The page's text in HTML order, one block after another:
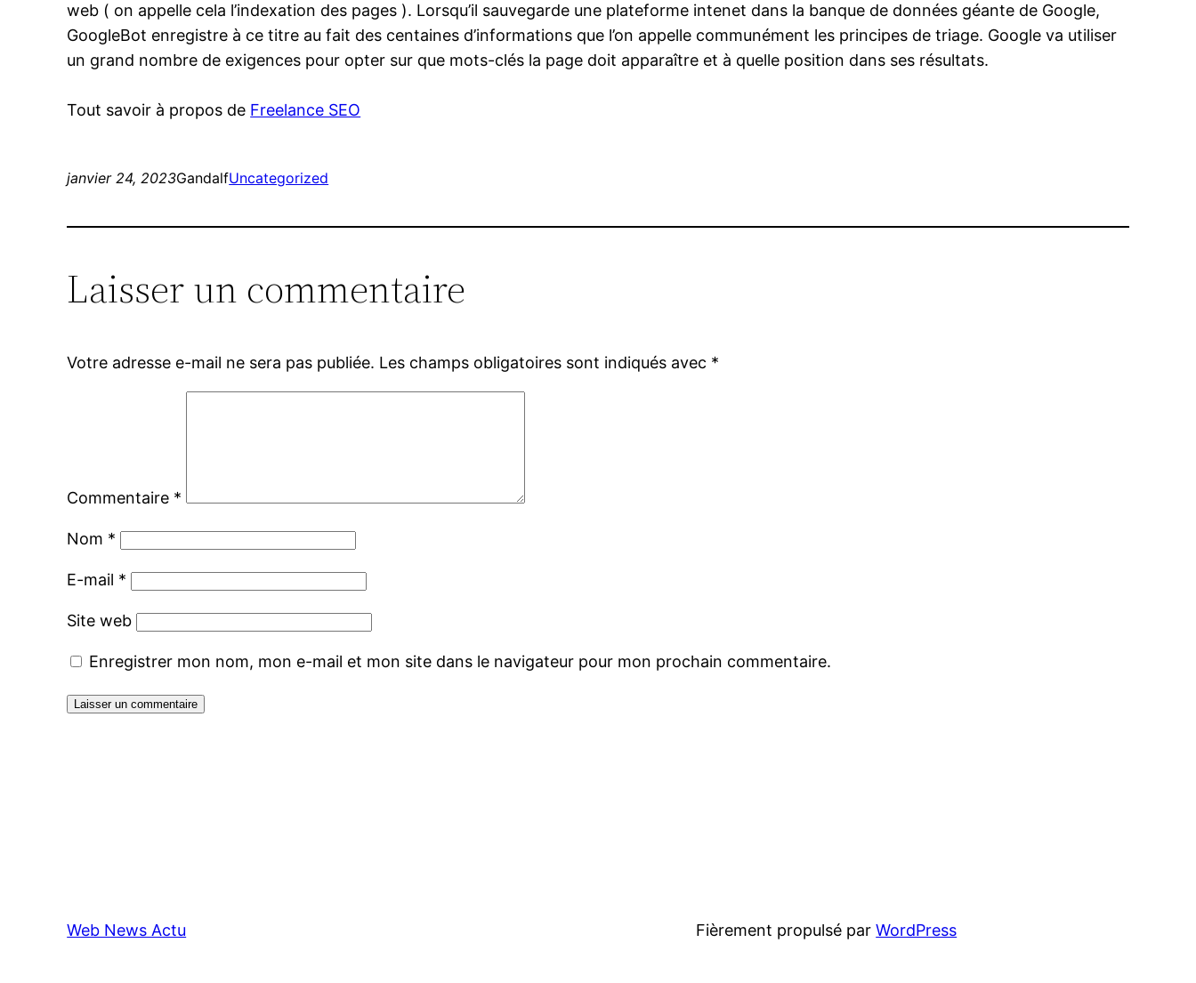
web ( on appelle cela l’indexation des pages ). Lorsqu’il sauvegarde une plateforme intenet dans la banque de données géante de Google,
GoogleBot enregistre à ce titre au fait des centaines d’informations que l’on appelle communément les principes de triage. Google va utiliser
un grand nombre de exigences pour opter sur que mots-clés la page doit apparaître et à quelle position dans ses résultats.
Tout savoir à propos de Freelance SEO
janvier 24, 2023GandalfUncategorized
Laisser un commentaire
Votre adresse e-mail ne sera pas publiée. Les champs obligatoires sont indiqués avec *
Commentaire *
Nom *
E-mail *
Site web
Enregistrer mon nom, mon e-mail et mon site dans le navigateur pour mon prochain commentaire.
Web News Actu Fièrement propulsé parWordPress